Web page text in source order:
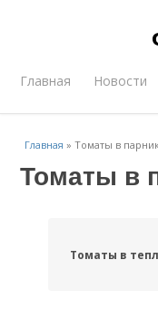
Главная Новости
Главная »Томаты в
Томаты в
Томаты в